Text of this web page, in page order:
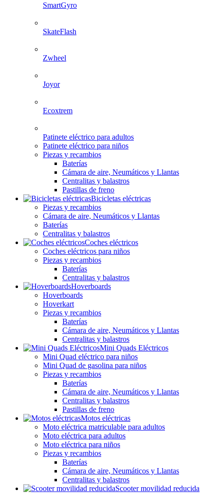
SmartGyro
SkateFlash
Zwheel
Joyor
Ecoxtrem
Patinete eléctrico para adultos
Patinete eléctrico para niños
Piezas y recambios
Baterías
Cámara de aire, Neumáticos y Llantas
Centralitas y balastros
Pastillas de freno
Bicicletas eléctricas
Piezas y recambios
Cámara de aire, Neumáticos y Llantas
Baterías
Centralitas y balastros
Coches eléctricos
Coches eléctricos para niños
Piezas y recambios
Baterías
Centralitas y balastros
Hoverboards
Hoverboards
Hoverkart
Piezas y recambios
Baterías
Cámara de aire, Neumáticos y Llantas
Centralitas y balastros
Mini Quads Eléctricos
Mini Quad eléctrico para niños
Mini Quad de gasolina para niños
Piezas y recambios
Baterías
Cámara de aire, Neumáticos y Llantas
Centralitas y balastros
Pastillas de freno
Motos eléctricas
Moto eléctrica matriculable para adultos
Moto eléctrica para adultos
Moto eléctrica para niños
Piezas y recambios
Baterías
Cámara de aire, Neumáticos y Llantas
Centralitas y balastros
Scooter movilidad reducida